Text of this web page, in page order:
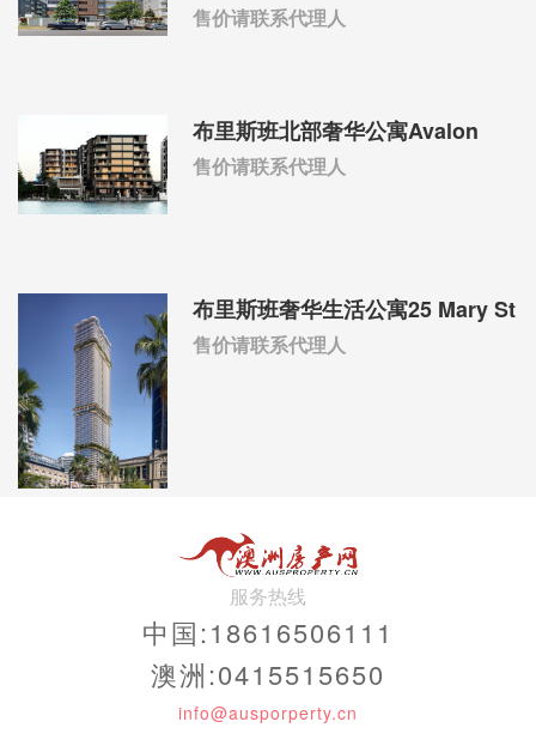
售价请联系代理人
布里斯班北部奢华公寓Avalon
售价请联系代理人
布里斯班奢华生活公寓25 Mary St
售价请联系代理人
服务热线
中国:18616506111
澳洲:0415515650
info@ausporperty.cn